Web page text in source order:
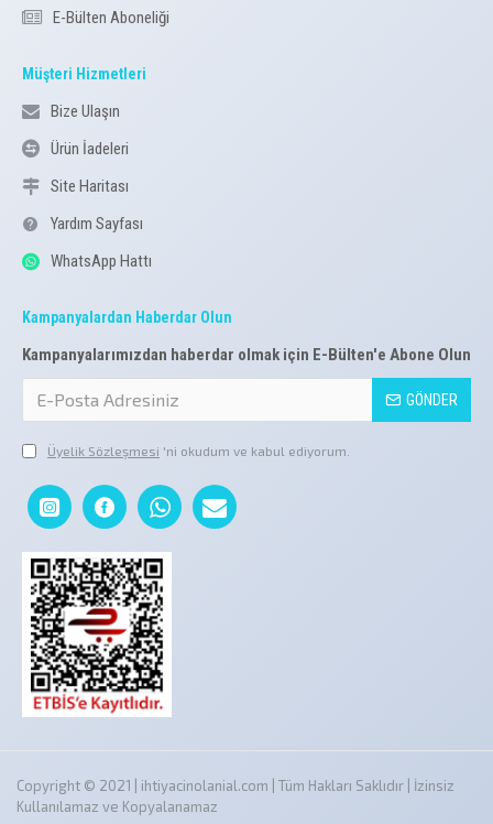
E-Bülten Aboneliği
Müşteri Hizmetleri
Bize Ulaşın
Ürün İadeleri
Site Haritası
Yardım Sayfası
WhatsApp Hattı
Kampanyalardan Haberdar Olun
Kampanyalarımızdan haberdar olmak için E-Bülten'e Abone Olun
GÖNDER
Üyelik Sözleşmesi 'ni okudum ve kabul ediyorum.
Copyright © 2021 | ihtiyacinolanial.com | Tüm Hakları Saklıdır | İzinsiz
Kullanılamaz ve Kopyalanamaz